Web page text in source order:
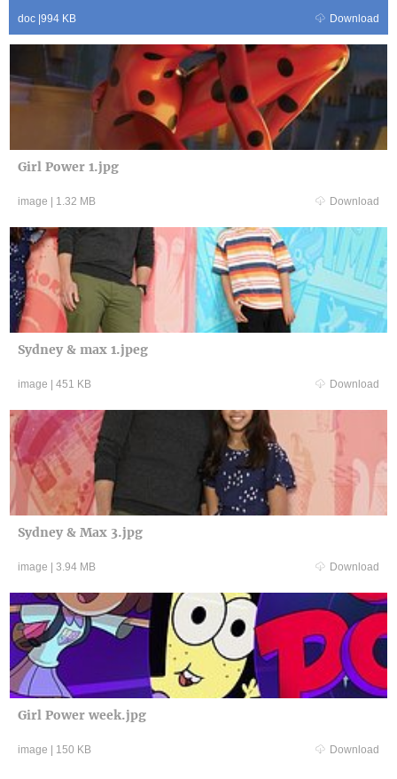
doc |994 KB Download
Girl Power 1.jpg
image | 1.32 MB Download
Sydney & max 1.jpeg
image | 451 KB Download
Sydney & Max 3.jpg
image | 3.94 MB Download
Girl Power week.jpg
image | 150 KB Download